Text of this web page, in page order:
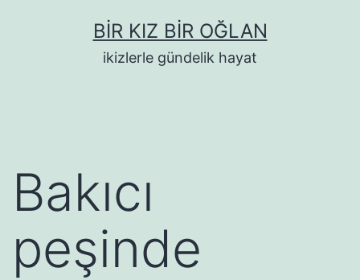
BIR KIZ BIR OĞLAN
ikizlerle gündelik hayat
Bakıcı
peşinde